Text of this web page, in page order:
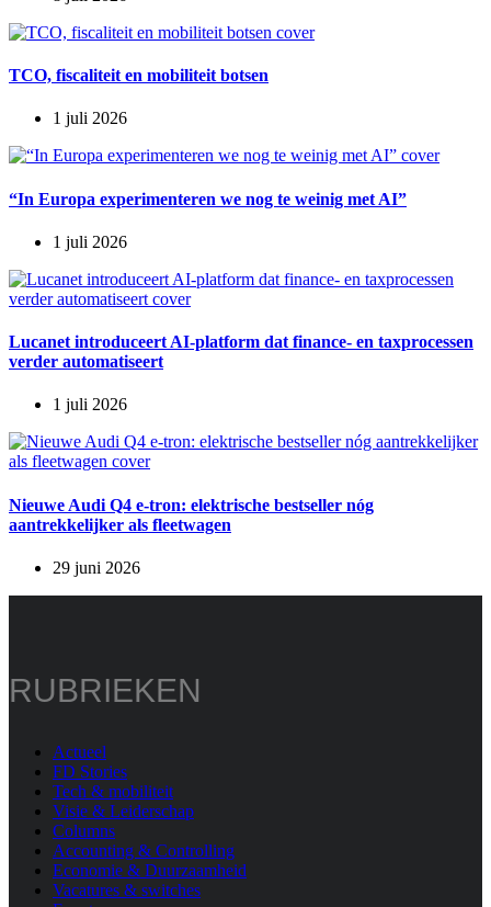
TCO, fiscaliteit en mobiliteit botsen
1 juli 2026
“In Europa experimenteren we nog te weinig met AI”
1 juli 2026
​Lucanet introduceert AI-platform dat finance- en taxprocessen
verder automatiseert
1 juli 2026
Nieuwe Audi Q4 e-tron: elektrische bestseller nóg
aantrekkelijker als fleetwagen
29 juni 2026
RUBRIEKEN
Actueel
FD Stories
Tech & mobiliteit
Visie & Leiderschap
Columns
Accounting & Controlling
Economie & Duurzaamheid
Vacatures & switches